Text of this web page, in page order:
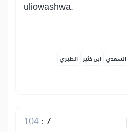
uliowashwa.
السعدي ابن كثير الطبري
7
:
104